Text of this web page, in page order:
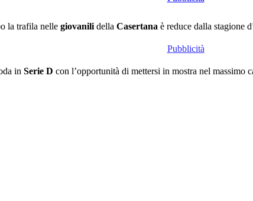
la trafila nelle giovanili della Casertana è reduce dalla stagione
in Serie D con l’opportunità di mettersi in mostra nel